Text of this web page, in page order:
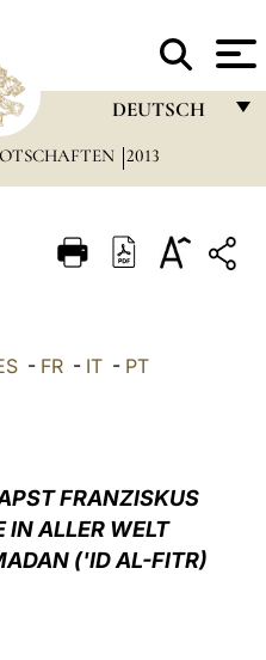
DEUTSCH
FRANÇAIS
ITALIANO
中文
LATINE
2013
- FR - IT - PT
FRANZISKUS
IN ALLER WELT
('ID AL-FITR)